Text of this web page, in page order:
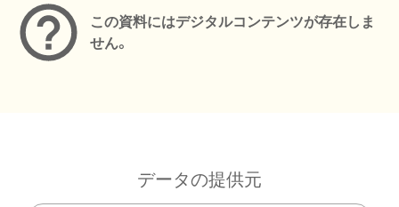
この資料にはデジタルコンテンツが存在しま
せん。
データの提供元